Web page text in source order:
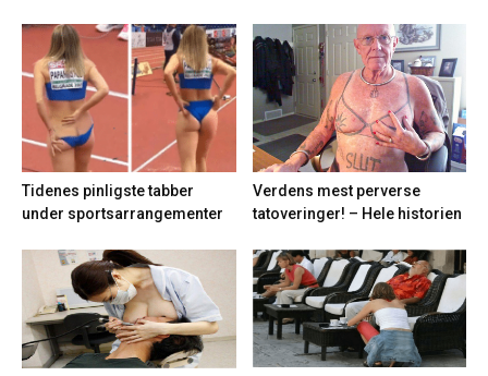
Tidenes pinligste tabber
under sportsarrangementer
Verdens mest perverse
tatoveringer! – Hele historien